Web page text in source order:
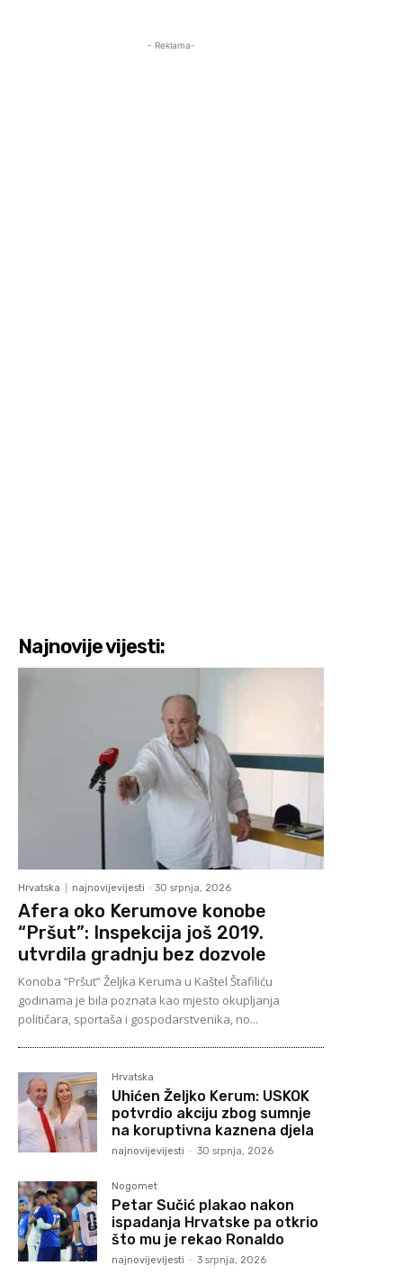
- Reklama-
Najnovije vijesti:
Hrvatska najnovijevijesti - 30 srpnja, 2026
Afera oko Kerumove konobe
“Pršut”: Inspekcija još 2019.
utvrdila gradnju bez dozvole
Konoba “Pršut” Željka Keruma u Kaštel Štafiliću
godinama je bila poznata kao mjesto okupljanja
političara, sportaša i gospodarstvenika, no...
Hrvatska
Uhićen Željko Kerum: USKOK
potvrdio akciju zbog sumnje
na koruptivna kaznena djela
najnovijevijesti - 30 srpnja, 2026
Nogomet
Petar Sučić plakao nakon
ispadanja Hrvatske pa otkrio
što mu je rekao Ronaldo
najnovijevijesti - 3 srpnja, 2026